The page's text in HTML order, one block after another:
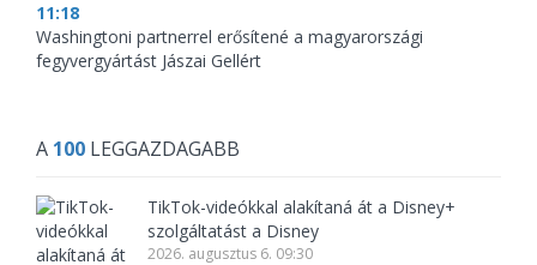
11:18
Washingtoni partnerrel erősítené a magyarországi
fegyvergyártást Jászai Gellért
A 100 LEGGAZDAGABB
TikTok-videókkal alakítaná át a Disney+
szolgáltatást a Disney
2026. augusztus 6. 09:30